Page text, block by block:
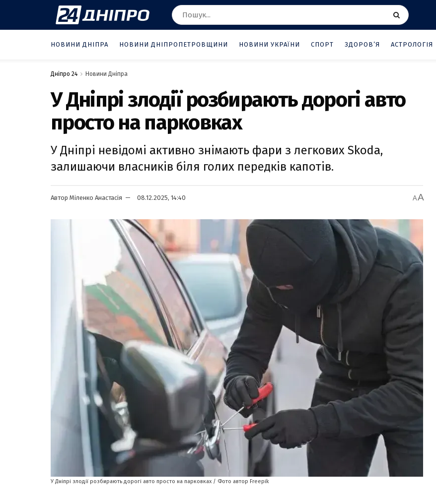
НОВИНИ ДНІПРА НОВИНИ ДНІПРОПЕТРОВЩИНИ НОВИНИ УКРАЇНИ СПОРТ ЗДОРОВ’Я АСТРОЛОГІЯ
Дніпро 24 Новини Дніпра
У Дніпрі злодії розбирають дорогі авто
просто на парковках
У Дніпрі невідомі активно знімають фари з легкових Skoda,
залишаючи власників біля голих передків капотів.
Автор Міленко Анастасія 08.12.2025, 14:40 AA
У Дніпрі злодії розбирають дорогі авто просто на парковках / Фото автор Freepik